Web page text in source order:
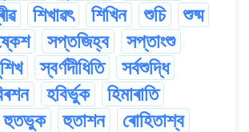
শিখাৱৎ শিখিন শুচি
শুষ্ম
সপ্তজিহ্ব
সপ্তাংশু
স্বৰ্ণদীধিতি
সৰ্বশুদ্ধি
হবিৰ্ভুক
হিমাৰাতি
হুতভুক হুতাশন ৰোহিতাশ্ব